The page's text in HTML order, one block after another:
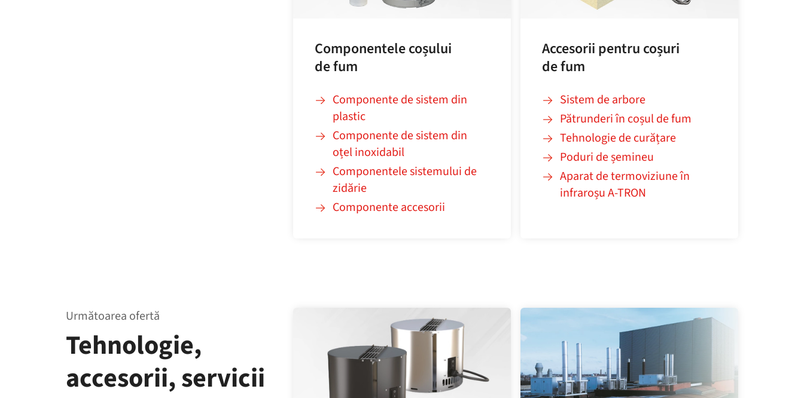
Componentele coșului
de fum
Componente de sistem din
plastic
Componente de sistem din
oțel inoxidabil
Componentele sistemului de
zidărie
Componente accesorii
Accesorii pentru coșuri
de fum
Sistem de arbore
Pătrunderi în coșul de fum
Tehnologie de curățare
Poduri de șemineu
Aparat de termoviziune în
infraroșu A‑TRON
Următoarea ofertă
Tehnologie,
accesorii, servicii